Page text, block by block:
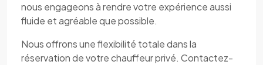
nous engageons à rendre votre expérience aussi
fluide et agréable que possible.
Nous offrons une flexibilité totale dans la
réservation de votre chauffeur privé. Contactez-